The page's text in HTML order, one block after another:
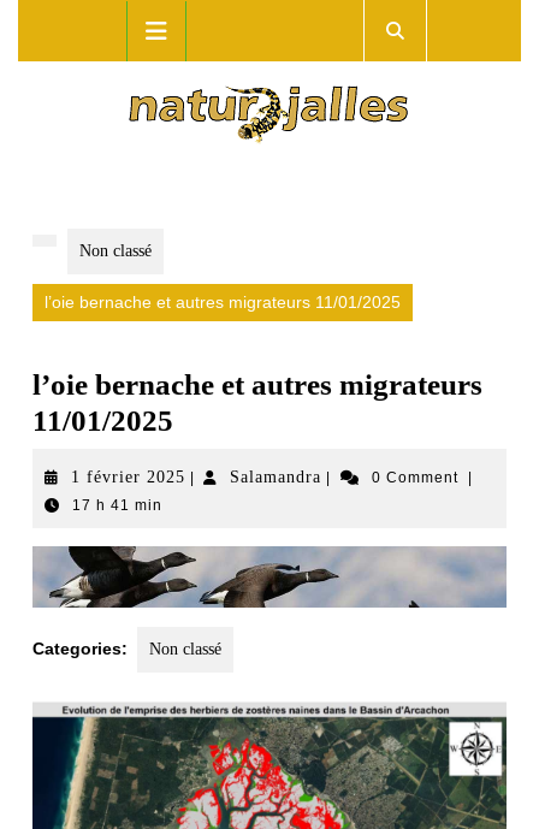
Button
Non classé
l’oie bernache et autres migrateurs 11/01/2025
l’oie bernache et autres migrateurs
11/01/2025
1 février 2025 1
2025
Salamandra Salamandra0 Comment
17 h 41 min
Categories: Non classé